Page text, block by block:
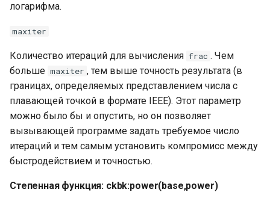
логарифма.
maxiter
Количество итераций для вычисления frac . Чем
больше maxiter , тем выше точность результата (в
границах, определяемых представлением числа с
плавающей точкой в формате IEEE). Этот параметр
можно было бы и опустить, но он позволяет
вызывающей программе задать требуемое число
итераций и тем самым установить компромисс между
быстродействием и точностью.
Степенная функция: ckbk:power(base,power)